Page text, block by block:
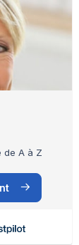
de A à Z